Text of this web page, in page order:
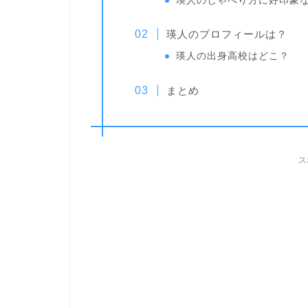
瑛人のプロフィールは？
瑛人の出身高校はどこ？
まとめ